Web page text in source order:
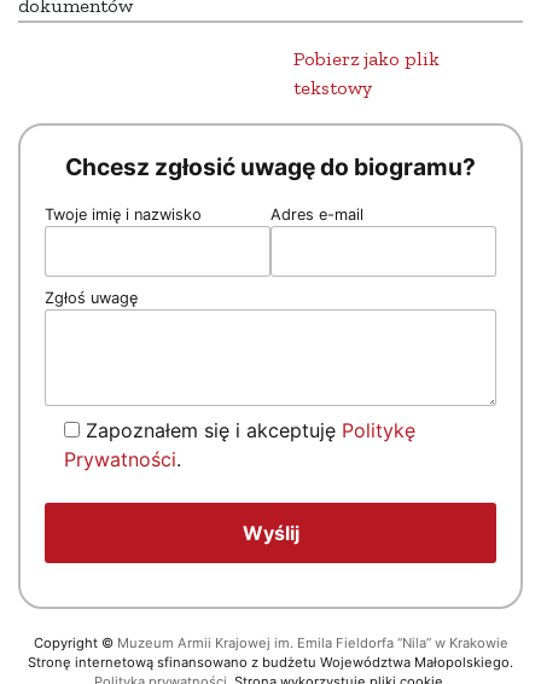
dokumentów
Pobierz jako plik
tekstowy
Chcesz zgłosić uwagę do biogramu?
Twoje imię i nazwisko Adres e-mail
Zgłoś uwagę
Zapoznałem się i akceptuję Politykę
Prywatności.
Copyright © Muzeum Armii Krajowej im. Emila Fieldorfa “Nila” w Krakowie
Stronę internetową sfinansowano z budżetu Województwa Małopolskiego.